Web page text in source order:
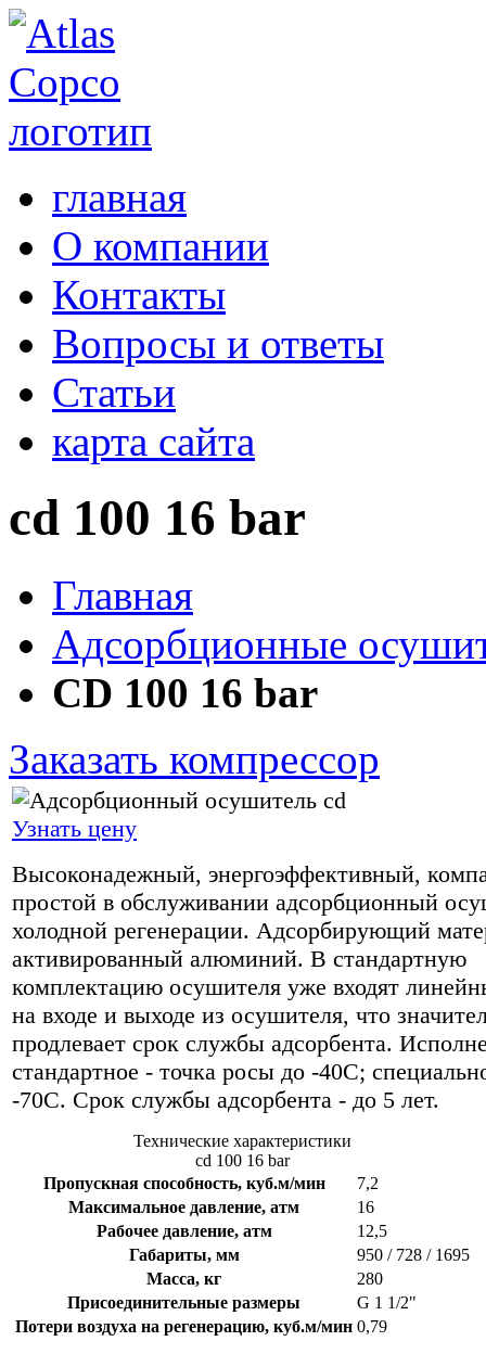
главная
О компании
Контакты
Вопросы и ответы
Статьи
карта сайта
сd 100 16 bar
Главная
Адсорбционные
CD 100 16 bar
Заказать компрессор
Узнать цену
Высоконадежный, энергоэффективный,
простой в обслуживании адсорбционный
холодной регенерации. Адсорбирующий
активированный алюминий. В стандартную
комплектацию осушителя уже входят
на входе и выходе из осушителя, что
продлевает срок службы адсорбента.
стандартное - точка росы до -40С;
-70С. Срок службы адсорбента - до 5 лет.
Технические характеристики
сd 100 16 bar
Пропускная способность, куб.м/мин
7,2
Максимальное давление, атм
16
Рабочее давление, атм
12,5
Габариты, мм
950 / 728 / 1695
Масса, кг
280
Присоединительные размеры
G 1 1/2"
Потери воздуха на регенерацию, куб.м/мин 0,79